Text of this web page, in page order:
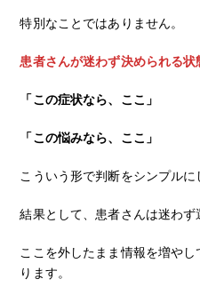
特別なことではありません。
患者さんが迷わず決められる状
「この症状なら、ここ」
「この悩みなら、ここ」
こういう形で判断をシンプルに
結果として、患者さんは迷わず
ここを外したまま情報を増や
ります。